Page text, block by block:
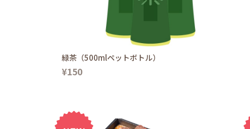
緑茶（500mlペットボトル）
¥150